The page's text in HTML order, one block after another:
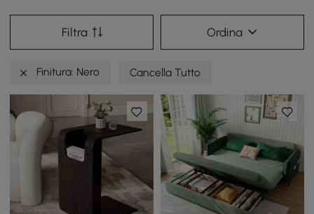
Filtra Ordina
Finitura: Nero Cancella Tutto